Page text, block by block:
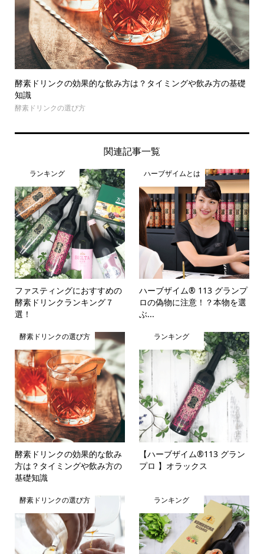
酵素ドリンクの効果的な飲み方は？タイミングや飲み方の基礎
知識
酵素ドリンクの選び方
関連記事一覧
ランキング
ファスティングにおすすめの
酵素ドリンクランキング７
選！
ハーブザイムとは
ハーブザイム® 113 グランプ
ロの偽物に注意！？本物を選
ぶ...
酵素ドリンクの選び方
酵素ドリンクの効果的な飲み
方は？タイミングや飲み方の
基礎知識
ランキング
【ハーブザイム®113 グラン
プロ 】オラックス
酵素ドリンクの選び方 ランキング